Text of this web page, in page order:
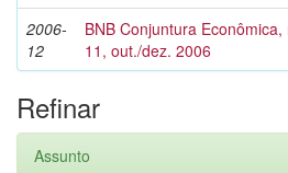
2006-
12
BNB Conjuntura Econômica,
11, out./dez. 2006
Refinar
Assunto